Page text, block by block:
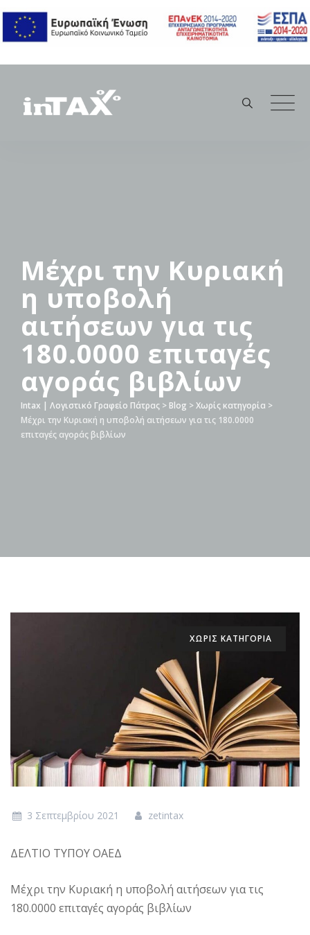
content
Μέχρι την Κυριακή
η υποβολή
αιτήσεων για τις
180.0000 επιταγές
αγοράς βιβλίων
Intax | Λογιστικό Γραφείο Πάτρας > Blog >Χωρίς κατηγορία >
Μέχρι την Κυριακή η υποβολή αιτήσεων για τις 180.0000
επιταγές αγοράς βιβλίων
ΧΩΡΊΣ ΚΑΤΗΓΟΡΊΑ
3 Σεπτεμβρίου 2021 zetintax
ΔΕΛΤΙΟ ΤΥΠΟΥ ΟΑΕΔ
Μέχρι την Κυριακή η υποβολή αιτήσεων για τις
180.0000 επιταγές αγοράς βιβλίων